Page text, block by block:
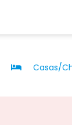
Casas/